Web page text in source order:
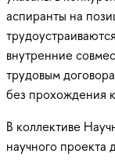
аспиранты на
внутренние
трудовым
без прохождения
В коллективе
научного